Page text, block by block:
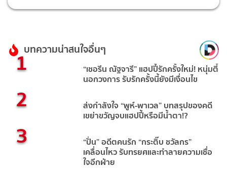
บทความน่าสนใจอื่นๆ
1 “เชอรีน ณัฐจารี” แฮปปี้รักครั้งใหม่! หนุ่มตี๋
นอกวงการ รับรักครั้งนี้ยังมีเงื่อนไข
2 ส่งกำลังใจ “พูห์-พาเวล” บทสรุปของคดี
เขย่าขวัญจบแฮปปี้หรือมีน้ำตา!?
3 “ปั่น” อดีตคนรัก “กระติ๊บ ชวัลกร”
เคลื่อนไหว รับทรยศและทำลายความเชื่อ
ใจอีกฝ่าย